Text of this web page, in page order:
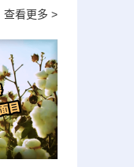
查看更多 >